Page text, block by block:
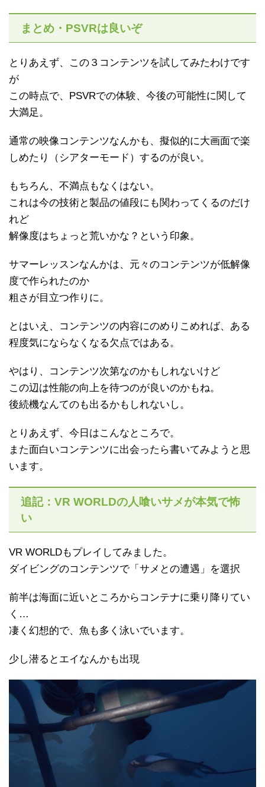
まとめ・PSVRは良いぞ
とりあえず、この３コンテンツを試してみたわけです
が
この時点で、PSVRでの体験、今後の可能性に関して
大満足。
通常の映像コンテンツなんかも、擬似的に大画面で楽
しめたり（シアターモード）するのが良い。
もちろん、不満点もなくはない。
これは今の技術と製品の値段にも関わってくるのだけ
れど
解像度はちょっと荒いかな？という印象。
サマーレッスンなんかは、元々のコンテンツが低解像
度で作られたのか
粗さが目立つ作りに。
とはいえ、コンテンツの内容にのめりこめれば、ある
程度気にならなくなる欠点ではある。
やはり、コンテンツ次第なのかもしれないけど
この辺は性能の向上を待つのが良いのかもね。
後続機なんてのも出るかもしれないし。
とりあえず、今日はこんなところで。
また面白いコンテンツに出会ったら書いてみようと思
います。
追記：VR WORLDの人喰いサメが本気で怖
い
VR WORLDもプレイしてみました。
ダイビングのコンテンツで「サメとの遭遇」を選択
前半は海面に近いところからコンテナに乗り降りてい
く…
凄く幻想的で、魚も多く泳いでいます。
少し潜るとエイなんかも出現